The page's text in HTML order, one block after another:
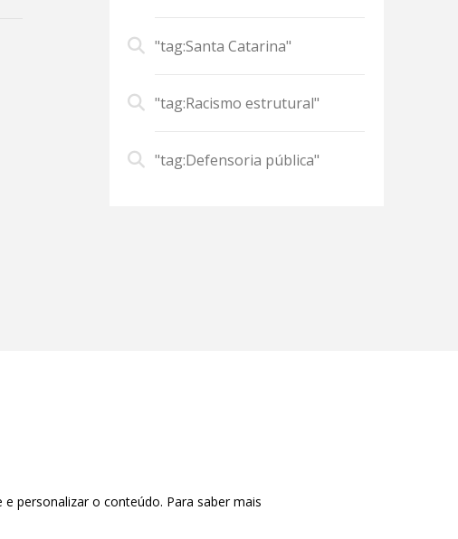
"tag:Santa Catarina"
"tag:Racismo estrutural"
"tag:Defensoria pública"
personalizar o conteúdo. Para saber mais